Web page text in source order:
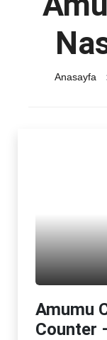
Anasayfa
Amumu
Counter